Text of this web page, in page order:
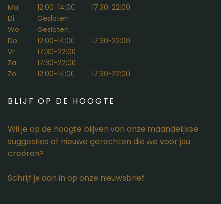
Ma 12:00-14:00
17:30-22:00
Di
Gesloten
Wo
Gesloten
Do
12:00-14:00
17:30-22:00
Vr
17:30-22:00
Za
17:30-22:00
Zo
12:00-14:00 17:30-22:00
BLIJF OP DE HOOGTE
Wil je op de hoogte blijven van onze maandelijkse
suggesties of nieuwe gerechten die we voor jou
creëren?
Schrijf je dan in op onze nieuwsbrief